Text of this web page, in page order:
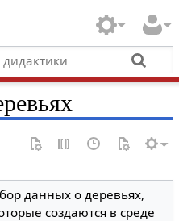
данных о деревьях,
создаются в среде